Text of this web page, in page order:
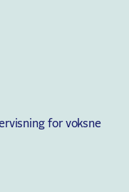
for voksne